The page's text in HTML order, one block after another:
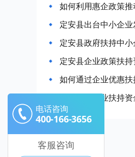
如何利用惠企政策
定安县出台中小企
定安县政府扶持中
定安县企业政策扶
如何通过企业优惠
定安县的企业扶持
电话咨询
400-166-3656
客服咨询